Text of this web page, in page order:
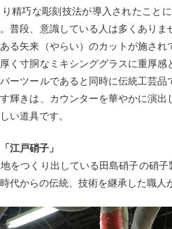
精巧な彫刻技法が導入されたこと
普段、意識している人は多くあり
る矢来（やらい）のカットが施さ
く寸胴なミキシンググラスに重厚
ーツールであると同時に伝統工芸
輝きは、カウンターを華やかに演
い道具です。
江戸硝子」
をつくり出している田島硝子の硝
代からの伝統、技術を継承した職人